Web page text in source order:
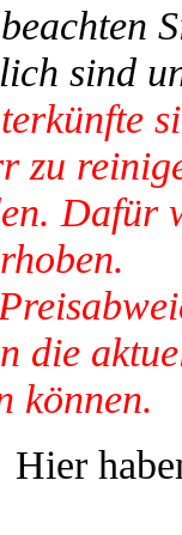
sind
zu
Dafür
die
können.
Hier